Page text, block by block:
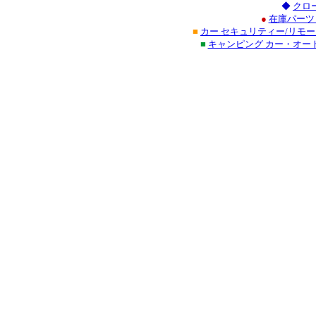
◆ クロ
● 在庫パー
■ カー セキュリティー/リモ
■ キャンピング カー・オー